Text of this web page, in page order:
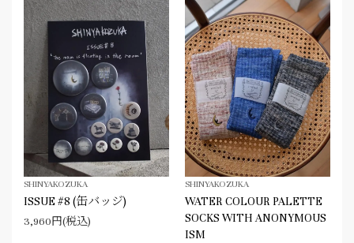
SHINYAKOZUKA
ISSUE #8 (缶バッジ)
3,960円(税込)
SHINYAKOZUKA
WATER COLOUR PALETTE
SOCKS WITH ANONYMOUS
ISM